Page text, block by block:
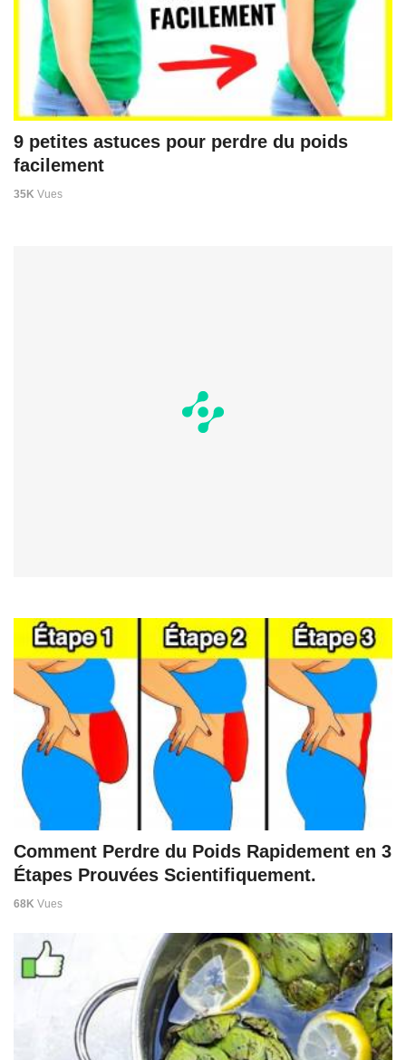
9 petites astuces pour perdre du poids
facilement
35K Vues
Comment Perdre du Poids Rapidement en 3
Étapes Prouvées Scientifiquement.
68K Vues